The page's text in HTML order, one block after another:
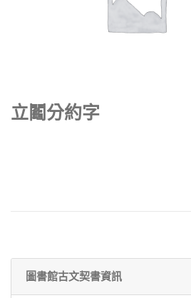
立鬮分約字
圖書館古文契書資訊